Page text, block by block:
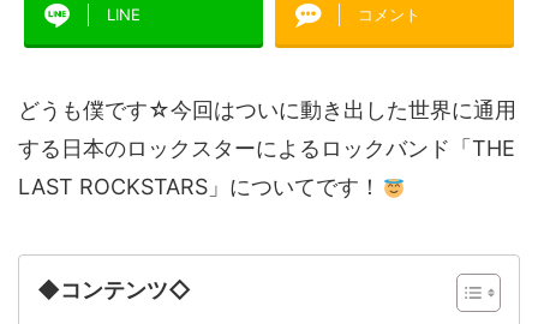
LINE コメント
どうも僕です☆今回はついに動き出した世界に通用
する日本のロックスターによるロックバンド「THE
LAST ROCKSTARS」についてです！
◆コンテンツ◇